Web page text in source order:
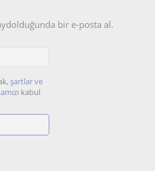
bir e-posta al.
şartlar ve
kabul